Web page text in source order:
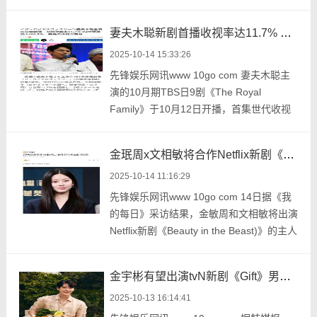
妻夫木聪新剧首播收视率达11.7% 口碑收视双丰收
2025-10-14 15:33:26
先锋娱乐网讯www 10go com 妻夫木聪主
演的10月期TBS日9剧《The Royal
Family》于10月12日开播，首集世代收视
金珉周x文相敏将合作Netflix新剧《Beauty in the Beast》
2025-10-14 11:16:29
先锋娱乐网讯www 10go com 14日据《我
的每日》采访结果，金敏周和文相敏将出演
Netflix新剧《Beauty in the Beast)》的主人
金宇彬有望出演tvN新剧《Gift》男主角 回归荧幕
2025-10-13 16:14:41